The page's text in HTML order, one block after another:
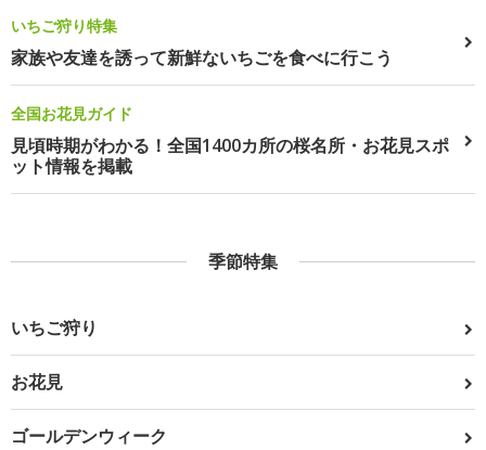
いちご狩り特集
家族や友達を誘って新鮮ないちごを食べに行こう
全国お花見ガイド
見頃時期がわかる！全国1400カ所の桜名所・お花見スポ
ット情報を掲載
季節特集
いちご狩り
お花見
ゴールデンウィーク